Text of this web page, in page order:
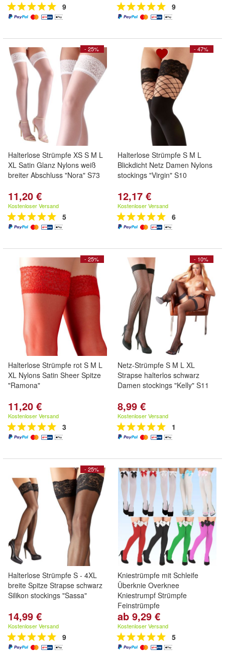
9 9
- 25%
Halterlose Strümpfe XS S M L
XL Satin Glanz Nylons weiß
breiter Abschluss "Nora" S73
11,20 €
Kostenloser Versand
5
- 47%
Halterlose Strümpfe S M L
Blickdicht Netz Damen Nylons
stockings "Virgin" S10
12,17 €
Kostenloser Versand
6
- 25%
Halterlose Strümpfe rot S M L
XL Nylons Satin Sheer Spitze
"Ramona"
11,20 €
Kostenloser Versand
3
- 10%
Netz-Strümpfe S M L XL
Strapse halterlos schwarz
Damen stockings "Kelly" S11
8,99 €
Kostenloser Versand
1
- 25%
Halterlose Strümpfe S - 4XL
breite Spitze Strapse schwarz
Silikon stockings "Sassa"
14,99 €
Kostenloser Versand
9
Kniestrümpfe mit Schleife
Überknie Overknee
Kniestrumpf Strümpfe
Feinstrümpfe
ab 9,29 €
Kostenloser Versand
5